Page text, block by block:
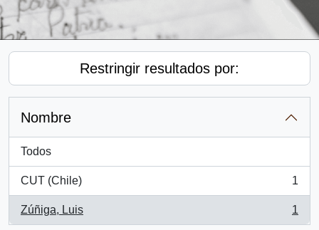
Restringir resultados por:
Nombre
Todos
CUT (Chile)
, 1 resultados
1
Zúñiga, Luis
, 1 resultados
1